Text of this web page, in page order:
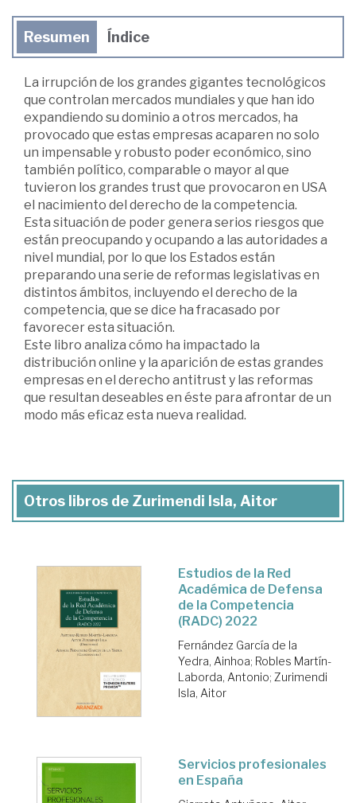
Resumen Índice
La irrupción de los grandes gigantes tecnológicos
que controlan mercados mundiales y que han ido
expandiendo su dominio a otros mercados, ha
provocado que estas empresas acaparen no solo
un impensable y robusto poder económico, sino
también político, comparable o mayor al que
tuvieron los grandes trust que provocaron en USA
el nacimiento del derecho de la competencia.
Esta situación de poder genera serios riesgos que
están preocupando y ocupando a las autoridades a
nivel mundial, por lo que los Estados están
preparando una serie de reformas legislativas en
distintos ámbitos, incluyendo el derecho de la
competencia, que se dice ha fracasado por
favorecer esta situación.
Este libro analiza cómo ha impactado la
distribución online y la aparición de estas grandes
empresas en el derecho antitrust y las reformas
que resultan deseables en éste para afrontar de un
modo más eficaz esta nueva realidad.
Otros libros de Zurimendi Isla, Aitor
Estudios de la Red
Académica de Defensa
de la Competencia
(RADC) 2022
Fernández García de la
Yedra, Ainhoa; Robles Martín-
Laborda, Antonio; Zurimendi
Isla, Aitor
Servicios profesionales
en España